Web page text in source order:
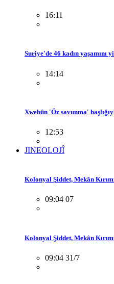
16:11
Suriye'de 46 kadın yaşamını
14:14
Xwebûn 'Öz savunma'
12:53
JINEOLOJÎ
Kolonyal Şiddet, Mekân
09:04 07
Kolonyal Şiddet, Mekân
09:04 31/7